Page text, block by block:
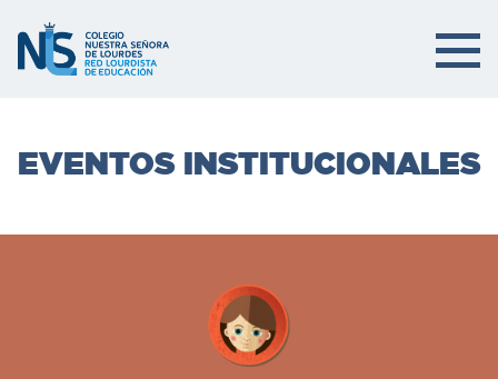
EVENTOS INSTITUCIONALES